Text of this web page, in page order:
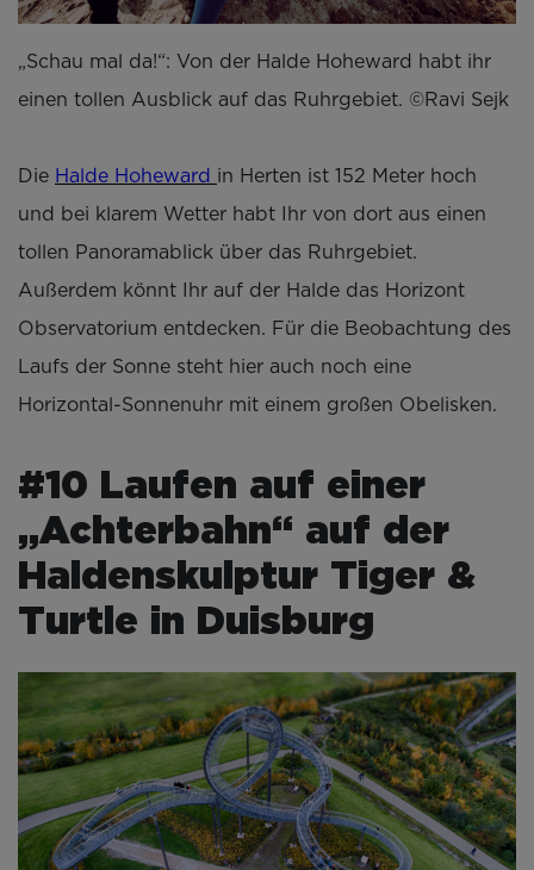
„Schau mal da!“: Von der Halde Hoheward habt ihr
einen tollen Ausblick auf das Ruhrgebiet. ©Ravi Sejk
Die Halde Hoheward in Herten ist 152 Meter hoch
und bei klarem Wetter habt Ihr von dort aus einen
tollen Panoramablick über das Ruhrgebiet.
Außerdem könnt Ihr auf der Halde das Horizont
Observatorium entdecken. Für die Beobachtung des
Laufs der Sonne steht hier auch noch eine
Horizontal-Sonnenuhr mit einem großen Obelisken.
#10 Laufen auf einer
„Achterbahn“ auf der
Haldenskulptur Tiger &
Turtle in Duisburg